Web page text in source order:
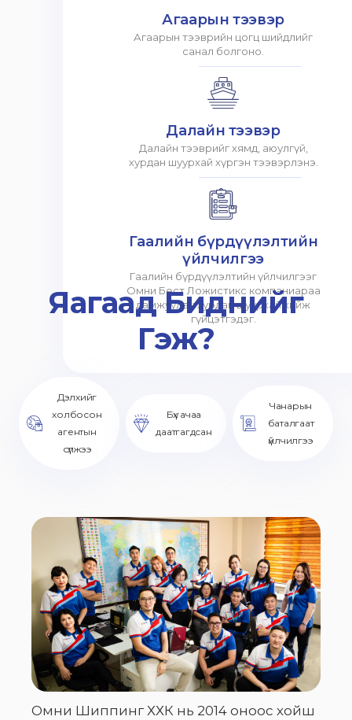
Агаарын тээвэр
Агаарын тээврийн цогц шийдлийг
санал болгоно.
Далайн тээвэр
Далайн тээврийг хямд, аюулгүй,
хурдан шуурхай хүргэн тээвэрлэнэ.
Гаалийн бүрдүүлэлтийн
үйлчилгээ
Гаалийн бүрдүүлэлтийн үйлчилгээг
Омни Бест Ложистикс компаниараа
дамжуулан хурдан шуурхай хийж
гүйцэтгэдэг.
Яагаад Биднийг
Гэж?
Дэлхийг
холбосон
агентын
сүлжээ
Бүх ачаа
даатгагдсан
Чанарын
баталгаат
үйлчилгээ
Омни Шиппинг ХХК нь 2014 оноос хойш